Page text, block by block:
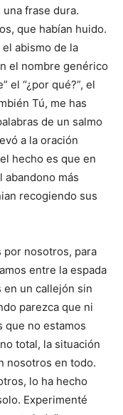
una frase dura.
que habían huido.
abismo de la
el nombre genérico
el “¿por qué?”, el
Tú, me has
de un salmo
a la oración
hecho es que en
más
recogiendo sus
por nosotros, para
entre la espada
en un callejón sin
parezca que ni
que no estamos
total, la situación
nosotros en todo.
lo ha hecho
Experimenté